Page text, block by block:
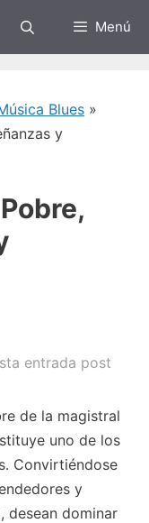
Menú
Blues »
y
entrada post
de la magistral
uno de los
Convirtiéndose
y
desean dominar